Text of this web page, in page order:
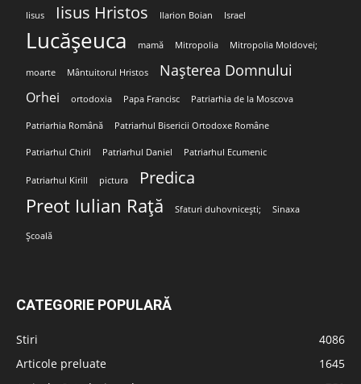
Iisus Iisus Hristos Ilarion Boian Israel
Lucășeuca mamă Mitropolia Mitropolia Moldovei;
moarte Mântuitorul Hristos Nașterea Domnului
Orhei ortodoxia Papa Francisc Patriarhia de la Moscova
Patriarhia Română Patriarhul Bisericii Ortodoxe Române
Patriarhul Chiril Patriarhul Daniel Patriarhul Ecumenic
Patriarhul Kirill pictura Predica
Preot Iulian Rață Sfaturi duhovnicești; Sinaxa
Școală
CATEGORIE POPULARĂ
Stiri
4086
Articole preluate
1645